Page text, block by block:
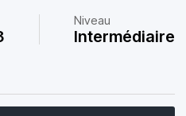
Niveau
Intermédiaire